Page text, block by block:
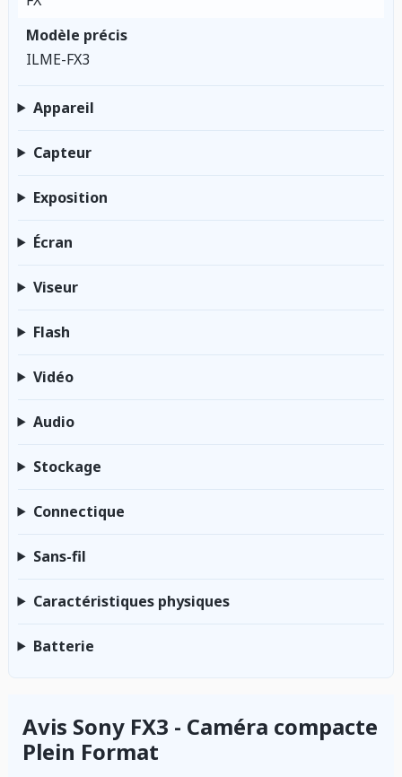
Modèle précis
ILME-FX3
Appareil
Capteur
Exposition
Écran
Viseur
Flash
Vidéo
Audio
Stockage
Connectique
Sans-fil
Caractéristiques physiques
Batterie
Avis Sony FX3 - Caméra compacte
Plein Format